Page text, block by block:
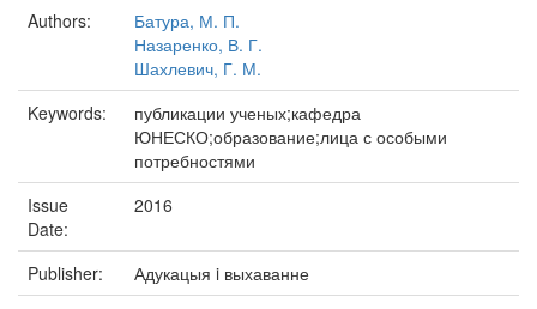
Authors:
Батура, М. П.
Назаренко, В. Г.
Шахлевич, Г. М.
Keywords:
публикации ученых;кафедра
ЮНЕСКО;образование;лица с особыми
потребностями
Issue
Date:
2016
Publisher:
Адукацыя i выхаванне